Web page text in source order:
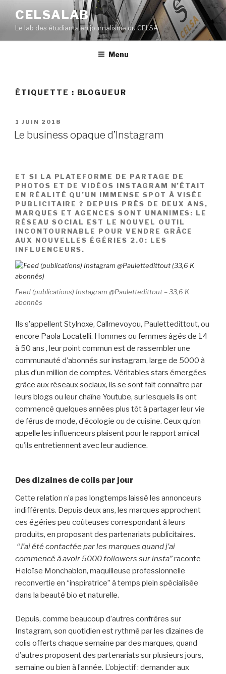
contenu
principal
CELSALAB
Le lab des étudiants en journalisme du CELSA
Menu
ÉTIQUETTE : BLOGUEUR
PUBLIÉ
LE
1 JUIN 2018
Le business opaque d’Instagram
ET SI LA PLATEFORME DE PARTAGE DE
PHOTOS ET DE VIDÉOS INSTAGRAM N’ÉTAIT
EN RÉALITÉ QU’UN IMMENSE SPOT À VISÉE
PUBLICITAIRE ? DEPUIS PRÈS DE DEUX ANS,
MARQUES ET AGENCES SONT UNANIMES: LE
RÉSEAU SOCIAL EST LE NOUVEL OUTIL
INCONTOURNABLE POUR VENDRE GRÂCE
AUX NOUVELLES ÉGÉRIES 2.0: LES
INFLUENCEURS.
Feed (publications) Instagram @Paulettedittout – 33,6 K
abonnés
Ils s’appellent Stylnoxe, Callmevoyou, Paulettedittout, ou
encore Paola Locatelli. Hommes ou femmes âgés de 14
à 50 ans , leur point commun est de rassembler une
communauté d’abonnés sur instagram, large de 5000 à
plus d’un million de comptes. Véritables stars émergées
grâce aux réseaux sociaux, ils se sont fait connaître par
leurs blogs ou leur chaîne Youtube, sur lesquels ils ont
commencé quelques années plus tôt à partager leur vie
de férus de mode, d’écologie ou de cuisine. Ceux qu’on
appelle les influenceurs plaisent pour le rapport amical
qu’ils entretiennent avec leur audience.
Des dizaines de colis par jour
Cette relation n’a pas longtemps laissé les annonceurs
indifférents. Depuis deux ans, les marques approchent
ces égéries peu coûteuses correspondant à leurs
produits, en proposant des partenariats publicitaires.
“J’ai été contactée par les marques quand j’ai
commencé à avoir 5000 followers sur insta”raconte
Heloïse Monchablon, maquilleuse professionnelle
reconvertie en “inspiratrice” à temps plein spécialisée
dans la beauté bio et naturelle.
Depuis, comme beaucoup d’autres confrères sur
Instagram, son quotidien est rythmé par les dizaines de
colis offerts chaque semaine par des marques, quand
d’autres proposent des partenariats sur plusieurs jours,
semaine ou bien à l’année. L’objectif : demander aux